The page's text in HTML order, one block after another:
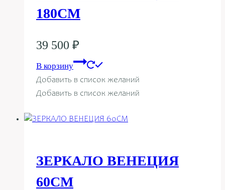
180СМ
39 500 ₽
В корзину
Добавить в список желаний
Добавить в список желаний
ЗЕРКАЛО ВЕНЕЦИЯ
60СМ